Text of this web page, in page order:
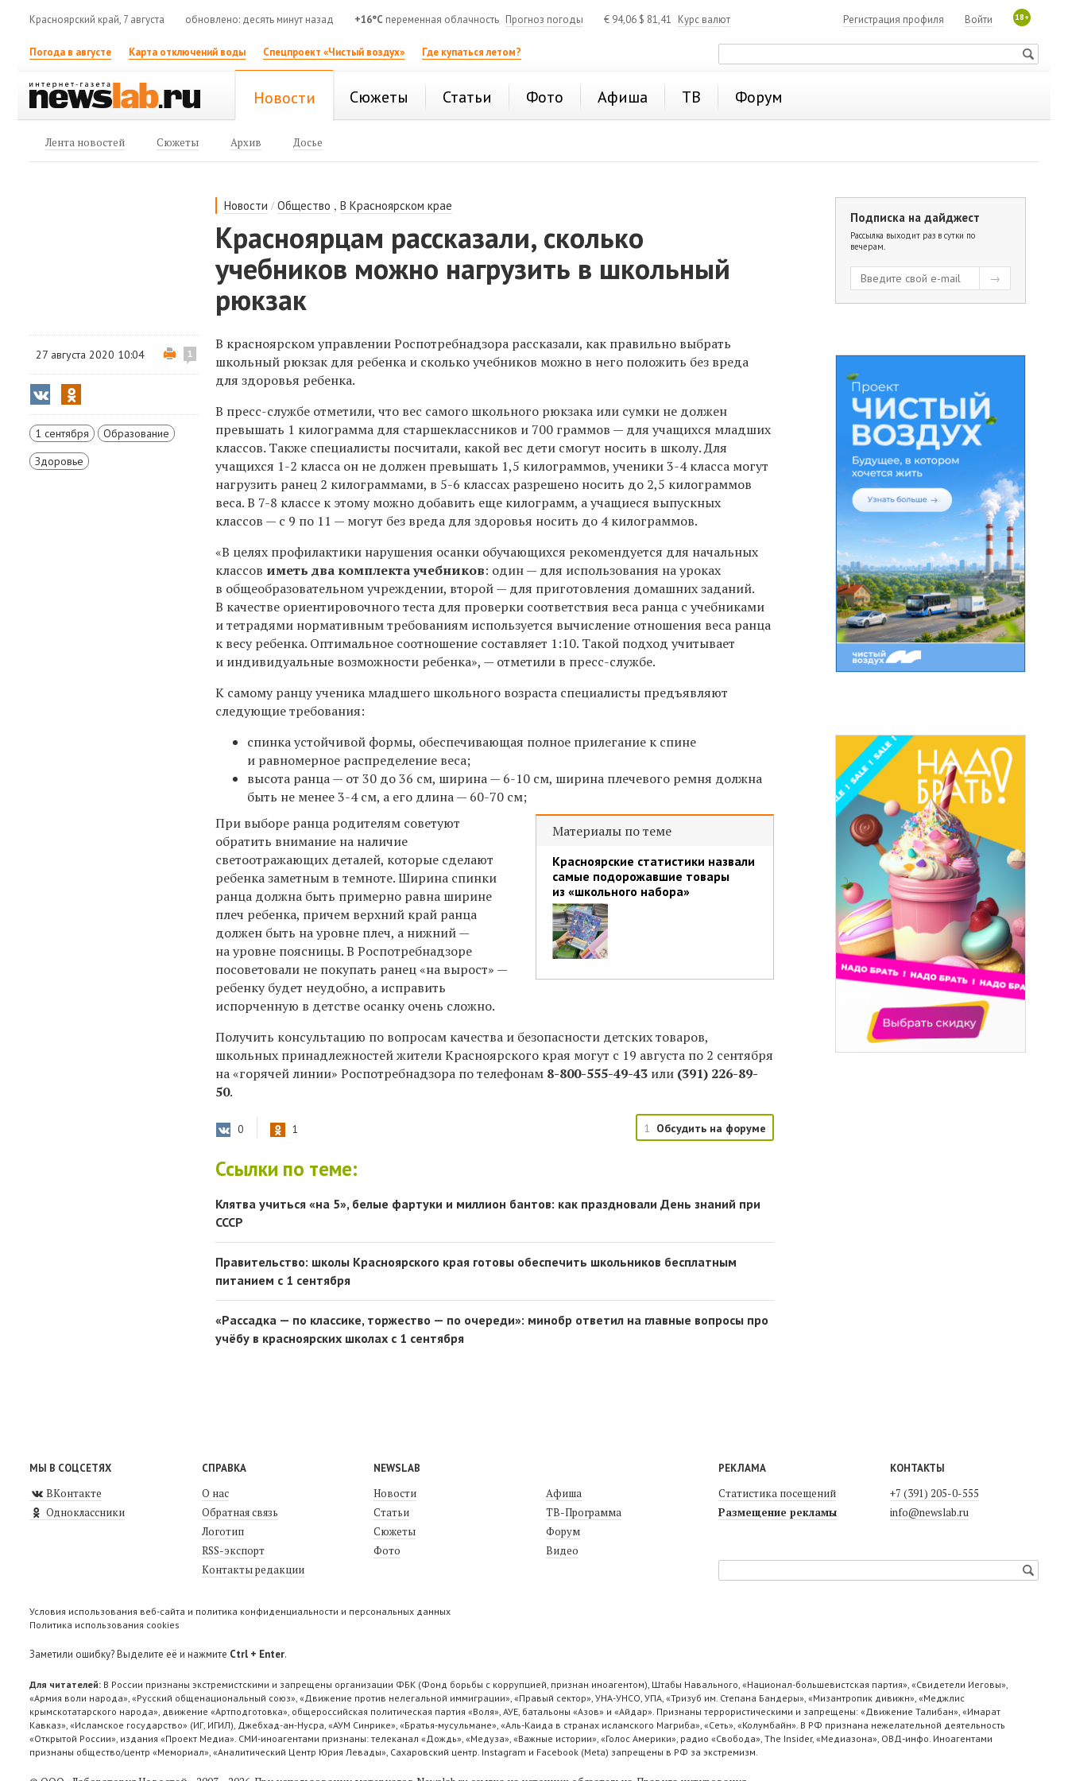
Красноярский край, 7 августа обновлено: десять минут назад +16°C переменная облачность Прогноз погоды € 94,06 $ 81,41 Курс валют 18+
Войти
Регистрация профиля
Погода в августе Карта отключений воды Спецпроект «Чистый воздух» Где купаться летом?
Новости Сюжеты Статьи Фото Афиша ТВ Форум
Лента новостей Сюжеты Архив Досье
Новости /Общество ,В Красноярском крае
Красноярцам рассказали, сколько
учебников можно нагрузить в школьный
рюкзак
27 августа 2020 10:04 1
1 сентября
Образование
Здоровье
В красноярском управлении Роспотребнадзора рассказали, как правильно выбрать
школьный рюкзак для ребенка и сколько учебников можно в него положить без вреда
для здоровья ребенка.
В пресс-службе отметили, что вес самого школьного рюкзака или сумки не должен
превышать 1 килограмма для старшеклассников и 700 граммов — для учащихся младших
классов. Также специалисты посчитали, какой вес дети смогут носить в школу. Для
учащихся 1-2 класса он не должен превышать 1,5 килограммов, ученики 3-4 класса могут
нагрузить ранец 2 килограммами, в 5-6 классах разрешено носить до 2,5 килограммов
веса. В 7-8 классе к этому можно добавить еще килограмм, а учащиеся выпускных
классов — с 9 по 11 — могут без вреда для здоровья носить до 4 килограммов.
«В целях профилактики нарушения осанки обучающихся рекомендуется для начальных
классов иметь два комплекта учебников: один — для использования на уроках
в общеобразовательном учреждении, второй — для приготовления домашних заданий.
В качестве ориентировочного теста для проверки соответствия веса ранца с учебниками
и тетрадями нормативным требованиям используется вычисление отношения веса ранца
к весу ребенка. Оптимальное соотношение составляет 1:10. Такой подход учитывает
и индивидуальные возможности ребенка», — отметили в пресс-службе.
К самому ранцу ученика младшего школьного возраста специалисты предъявляют
следующие требования:
спинка устойчивой формы, обеспечивающая полное прилегание к спине
и равномерное распределение веса;
высота ранца — от 30 до 36 см, ширина — 6-10 см, ширина плечевого ремня должна
быть не менее 3-4 см, а его длина — 60-70 см;
Материалы по теме
Красноярские статистики назвали
самые подорожавшие товары
из «школьного набора»
При выборе ранца родителям советуют
обратить внимание на наличие
светоотражающих деталей, которые сделают
ребенка заметным в темноте. Ширина спинки
ранца должна быть примерно равна ширине
плеч ребенка, причем верхний край ранца
должен быть на уровне плеч, а нижний —
на уровне поясницы. В Роспотребнадзоре
посоветовали не покупать ранец «на вырост» —
ребенку будет неудобно, а исправить
испорченную в детстве осанку очень сложно.
Получить консультацию по вопросам качества и безопасности детских товаров,
школьных принадлежностей жители Красноярского края могут с 19 августа по 2 сентября
на «горячей линии» Роспотребнадзора по телефонам 8-800-555-49-43 или (391) 226-89-
50.
0 1 1 Обсудить на форуме
Ссылки по теме:
Клятва учиться «на 5», белые фартуки и миллион бантов: как праздновали День знаний при
СССР
Правительство: школы Красноярского края готовы обеспечить школьников бесплатным
питанием с 1 сентября
«Рассадка — по классике, торжество — по очереди»: минобр ответил на главные вопросы про
учёбу в красноярских школах с 1 сентября
Подписка на дайджест
Рассылка выходит раз в сутки по
вечерам.
МЫ В СОЦСЕТЯХ
ВКонтакте
Одноклассники
СПРАВКА
О нас
Обратная связь
Логотип
RSS-экспорт
Контакты редакции
NEWSLAB
Новости
Статьи
Сюжеты
Фото
Афиша
ТВ-Программа
Форум
Видео
РЕКЛАМА
Статистика посещений
Размещение рекламы
КОНТАКТЫ
+7 (391) 205-0-555
info@newslab.ru
Условия использования веб-сайта и политика конфиденциальности и персональных данных
Политика использования cookies
Заметили ошибку? Выделите её и нажмите Ctrl + Enter.
Для читателей: В России признаны экстремистскими и запрещены организации ФБК (Фонд борьбы с коррупцией, признан иноагентом), Штабы Навального, «Национал-большевистская партия», «Свидетели Иеговы»,
«Армия воли народа», «Русский общенациональный союз», «Движение против нелегальной иммиграции», «Правый сектор», УНА-УНСО, УПА, «Тризуб им. Степана Бандеры», «Мизантропик дивижн», «Меджлис
крымскотатарского народа», движение «Артподготовка», общероссийская политическая партия «Воля», АУЕ, батальоны «Азов» и «Айдар». Признаны террористическими и запрещены: «Движение Талибан», «Имарат
Кавказ», «Исламское государство» (ИГ, ИГИЛ), Джебхад-ан-Нусра, «АУМ Синрике», «Братья-мусульмане», «Аль-Каида в странах исламского Магриба», «Сеть», «Колумбайн». В РФ признана нежелательной деятельность
«Открытой России», издания «Проект Медиа». СМИ-иноагентами признаны: телеканал «Дождь», «Медуза», «Важные истории», «Голос Америки», радио «Свобода», The Insider, «Медиазона», ОВД-инфо. Иноагентами
признаны общество/центр «Мемориал», «Аналитический Центр Юрия Левады», Сахаровский центр. Instagram и Facebook (Metа) запрещены в РФ за экстремизм.